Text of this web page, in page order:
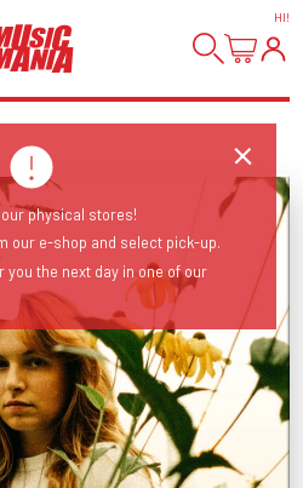
HI!
physical stores!
our e-shop and select pick-up.
you the next day in one of our